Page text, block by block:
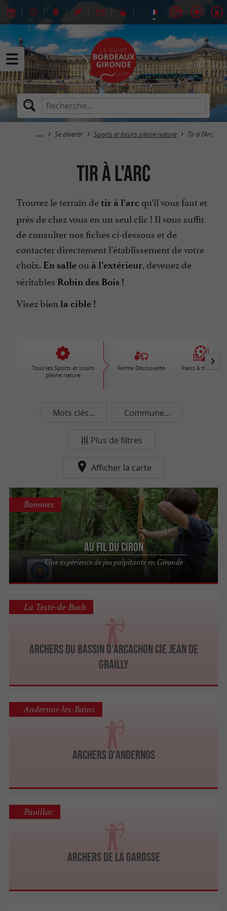
Se divertir Sports et loisirs pleine nature Tir à l'Arc
Tir à l'Arc
Trouvez le terrain detir à l’arcqu’il vous faut et
près de chez vous en un seul clic ! Il vous suffit
de consulter nos fiches ci-dessous et de
contacter directement l’établissement de votre
choix. En salle ou à l’extérieur, devenez de
véritables Robin des Bois !
Visez bien la cible !
Tous les Sports et loisirs
pleine nature
Ferme Découverte Parcs à thèmes
Mots clés... Commune...
Plus de filtres
Afficher la carte
Au Fil du Ciron
Une expérience de jeu palpitante en Gironde
Bommes
ARCHERS DU BASSIN D'ARCACHON CIE JEAN DE
GRAILLY
La Teste-de-Buch
ARCHERS D'ANDERNOS
Andernos-les-Bains
ARCHERS DE LA GAROSSE
Pauillac